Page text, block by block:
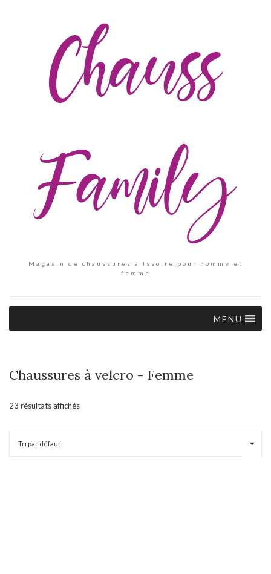
Chauss
Family
Magasin de chaussures à Issoire pour homme et
femme
MENU
Chaussures à velcro - Femme
23 résultats affichés